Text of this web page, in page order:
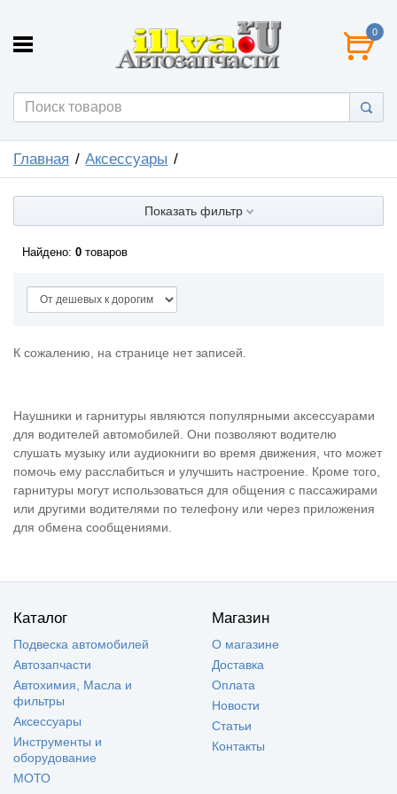
0
Главная Аксессуары
Показать фильтр
Найдено: 0 товаров
К сожалению, на странице нет записей.
Наушники и гарнитуры являются популярными аксессуарами
для водителей автомобилей. Они позволяют водителю
слушать музыку или аудиокниги во время движения, что может
помочь ему расслабиться и улучшить настроение. Кроме того,
гарнитуры могут использоваться для общения с пассажирами
или другими водителями по телефону или через приложения
для обмена сообщениями.
Каталог
Подвеска автомобилей
Автозапчасти
Автохимия, Масла и
фильтры
Аксессуары
Инструменты и
оборудование
МОТО
Магазин
О магазине
Доставка
Оплата
Новости
Статьи
Контакты